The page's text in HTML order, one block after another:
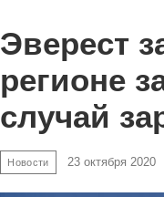
Эверест
регионе
случай
Новости 23 октября 2020